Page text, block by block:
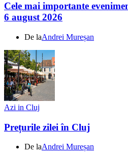
Cele mai importante
6 august 2026
De laAndrei Mureșan
Azi in Cluj
Prețurile zilei în Cluj
De laAndrei Mureșan